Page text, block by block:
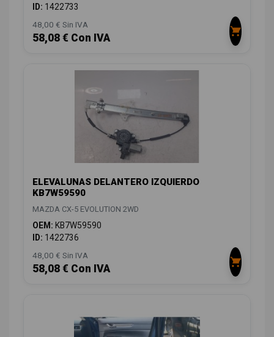
ID: 1422733
48,00 € Sin IVA
58,08 € Con IVA
ELEVALUNAS DELANTERO IZQUIERDO
KB7W59590
MAZDA CX-5 EVOLUTION 2WD
OEM: KB7W59590
ID: 1422736
48,00 € Sin IVA
58,08 € Con IVA